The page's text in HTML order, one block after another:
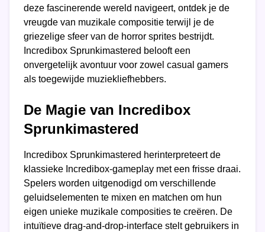
deze fascinerende wereld navigeert, ontdek je de
vreugde van muzikale compositie terwijl je de
griezelige sfeer van de horror sprites bestrijdt.
Incredibox Sprunkimastered belooft een
onvergetelijk avontuur voor zowel casual gamers
als toegewijde muziekliefhebbers.
De Magie van Incredibox
Sprunkimastered
Incredibox Sprunkimastered herinterpreteert de
klassieke Incredibox-gameplay met een frisse draai.
Spelers worden uitgenodigd om verschillende
geluidselementen te mixen en matchen om hun
eigen unieke muzikale composities te creëren. De
intuïtieve drag-and-drop-interface stelt gebruikers in